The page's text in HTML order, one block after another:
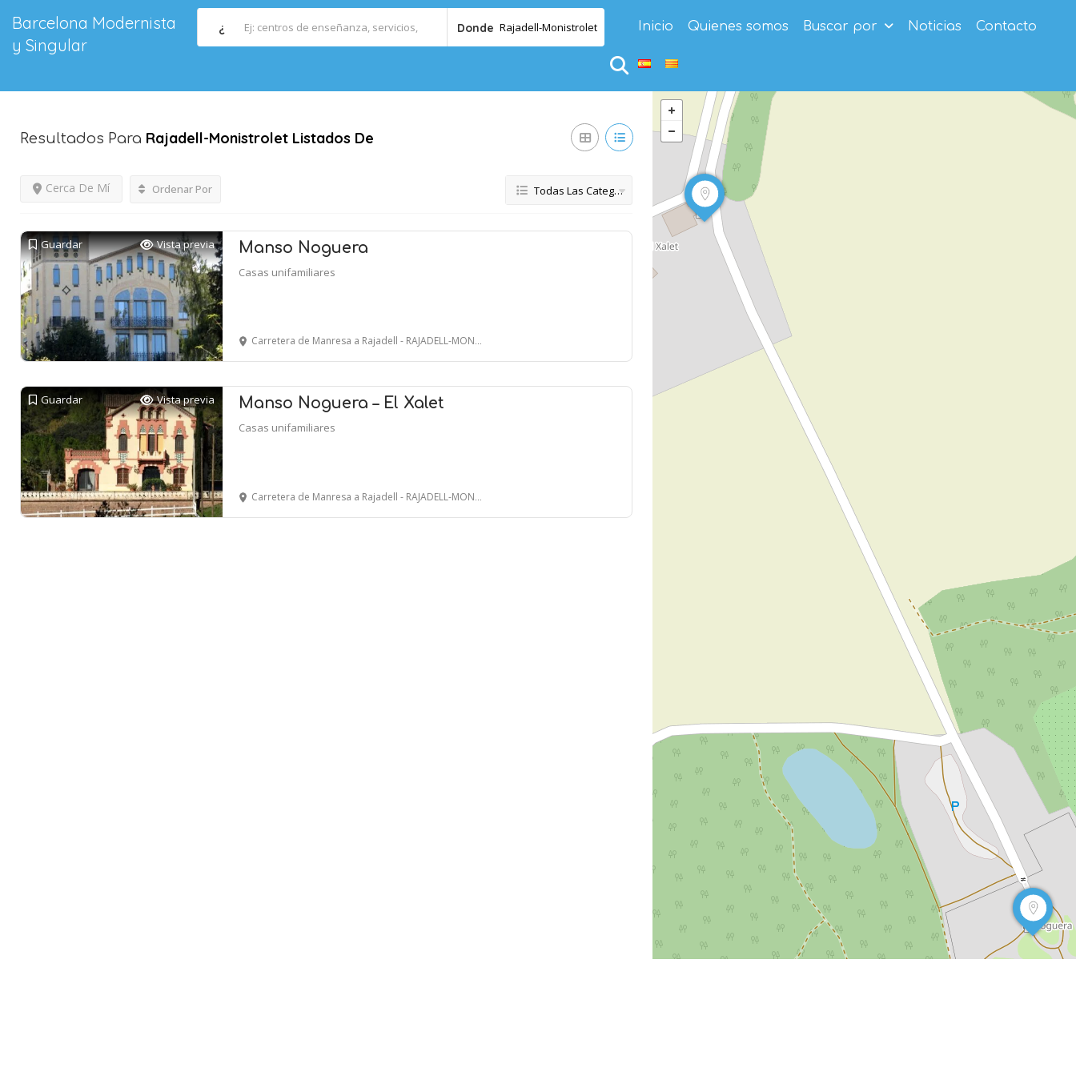
Barcelona Modernista
y Singular
¿ Donde Rajadell-Monistrolet Inicio Quienes somos Buscar por Noticias Contacto
Resultados Para Rajadell-Monistrolet Listados De
Cerca De Mí Ordenar Por Todas Las Categorías
Guardar Vista previa Manso Noguera
Casas unifamiliares
Carretera de Manresa a Rajadell - RAJADELL-MONISTROLET
Guardar Vista previa Manso Noguera – El Xalet
Casas unifamiliares
Carretera de Manresa a Rajadell - RAJADELL-MONISTROLET